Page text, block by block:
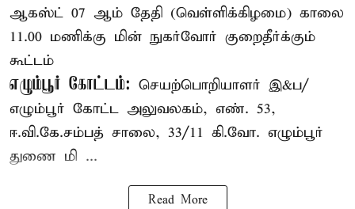
ஆகஸ்ட் 07 ஆம் தேதி (வெள்ளிக்கிழமை) காலை
11.00 மணிக்கு மின் நுகர்வோர் குறைதீர்க்கும்
கூட்டம்
எழும்பூர் கோட்டம்: செயற்பொறியாளர் இ&ப/
எழும்பூர் கோட்ட அலுவலகம், எண். 53,
ஈ.வி.கே.சம்பத் சாலை, 33/11 கி.வோ. எழும்பூர்
துணை மி ...
Read More